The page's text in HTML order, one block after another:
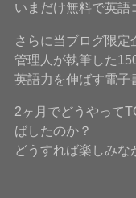
いまだけ無料で英語
さらに当ブログ限定
管理人が執筆した
英語力を伸ばす電子
2ヶ月でどうやって
ばしたのか？
どうすれば楽しみな